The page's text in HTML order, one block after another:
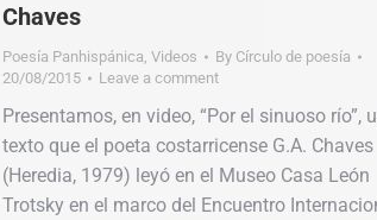
Chaves
Poesía Panhispánica Videos By Círculo de poesía
20/08/2015
Leave a comment
Presentamos, en video, “Por el sinuoso río”,
texto que el poeta costarricense G.A. Chaves
(Heredia, 1979) leyó en el Museo Casa León
Trotsky en el marco del Encuentro